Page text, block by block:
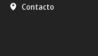
Contacto